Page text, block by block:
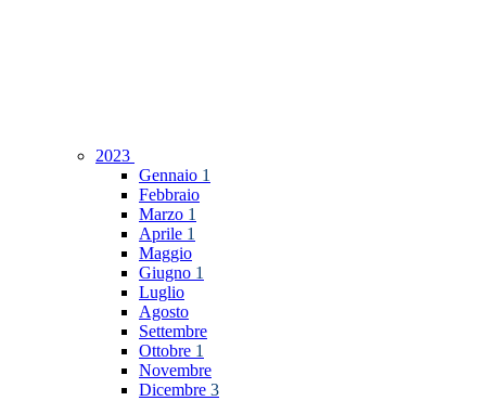
2023
Gennaio 1
Febbraio
Marzo 1
Aprile 1
Maggio
Giugno 1
Luglio
Agosto
Settembre
Ottobre 1
Novembre
Dicembre 3